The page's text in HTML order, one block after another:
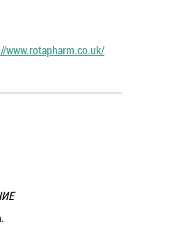
www.rotapharm.co.uk/